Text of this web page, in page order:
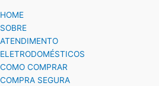
HOME
SOBRE
ATENDIMENTO
ELETRODOMÉSTICOS
COMO COMPRAR
COMPRA SEGURA